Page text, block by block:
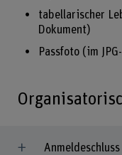
tabellarischer
Dokument)
Passfoto (im